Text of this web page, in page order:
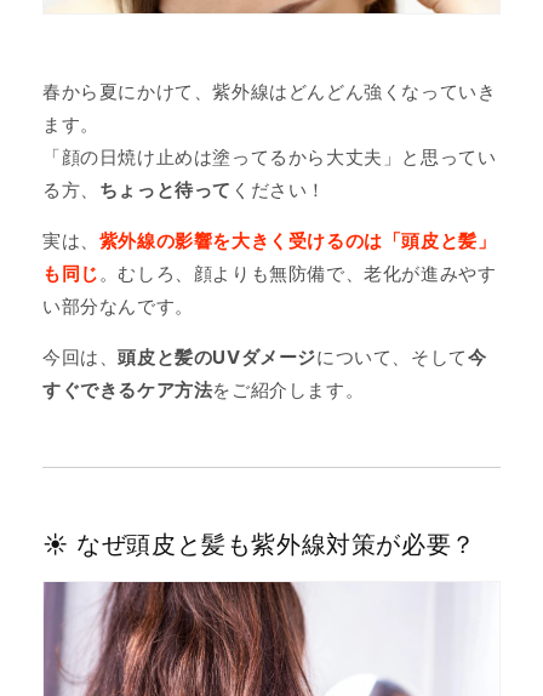
春から夏にかけて、紫外線はどんどん強くなっていき
ます。
「顔の日焼け止めは塗ってるから大丈夫」と思ってい
る方、 ちょっと待って ください！
実は、 紫外線の影響を大きく受けるのは「頭皮と髪」
も同じ。むしろ、顔よりも無防備で、老化が進みやす
い部分なんです。
今回は、頭皮と髪のUVダメージについて、そして今
すぐできるケア方法をご紹介します。
☀️ なぜ頭皮と髪も紫外線対策が必要？